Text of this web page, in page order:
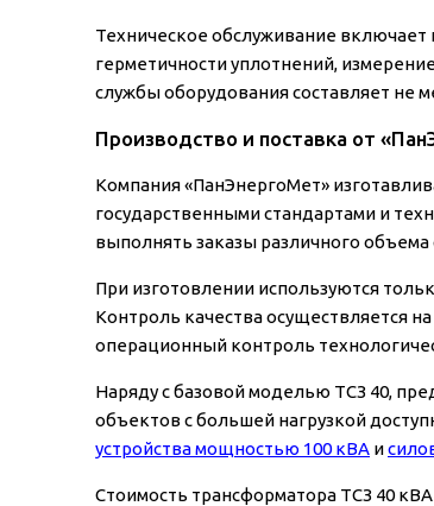
Техническое обслуживание включает
герметичности уплотнений,
службы оборудования составляет не
Производство и поставка от
Компания «ПанЭнергоМет»
государственными стандартами и
выполнять заказы различного
При изготовлении используются
Контроль качества осуществляется
операционный контроль
Наряду с базовой моделью ТСЗ 40,
объектов с большей нагрузкой
устройства мощностью 100 кВА и
Стоимость трансформатора ТСЗ 40